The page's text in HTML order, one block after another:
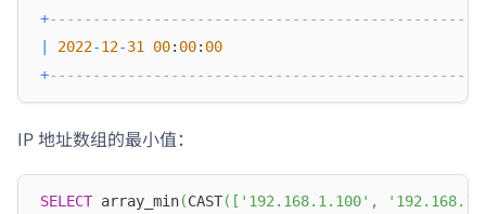
+
2022-12-31 00: 00: 00
+
IP 地址数组的最小值：
SELECT array_min(CAST( [ '192.168.1.100' ,